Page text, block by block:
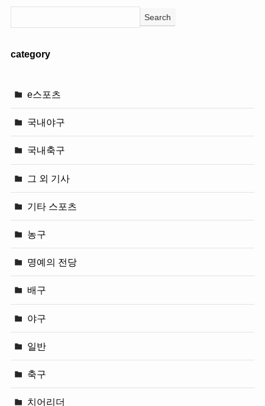
Search
category
e스포츠
국내야구
국내축구
그 외 기사
기타 스포츠
농구
명예의 전당
배구
야구
일반
축구
치어리더